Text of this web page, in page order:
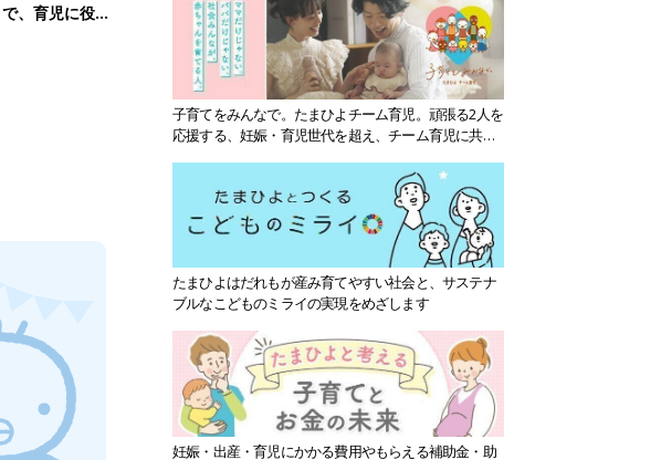
、育児に役立
子育てをみんなで。たまひよチーム育児。頑張る2人を
応援する、妊娠・育児世代を超え、チーム育児に共感
たまひよはだれもが産み育てやすい社会と、サステナ
ブルなこどものミライの実現をめざします
妊娠・出産・育児にかかる費用やもらえる補助金・助